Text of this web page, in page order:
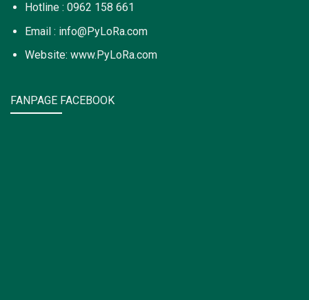
Hotline : 0962 158 661
Email : info@PyLoRa.com
Website: www.PyLoRa.com
FANPAGE FACEBOOK